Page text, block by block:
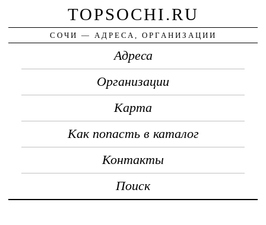
TOPSOCHI.RU
СОЧИ — АДРЕСА, ОРГАНИЗАЦИИ
Адреса
Организации
Карта
Как попасть в каталог
Контакты
Поиск